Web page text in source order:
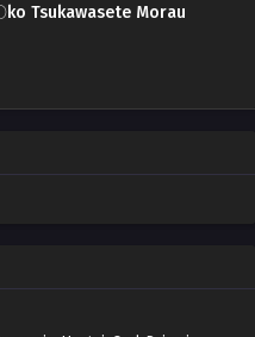
Tsukawasete Morau